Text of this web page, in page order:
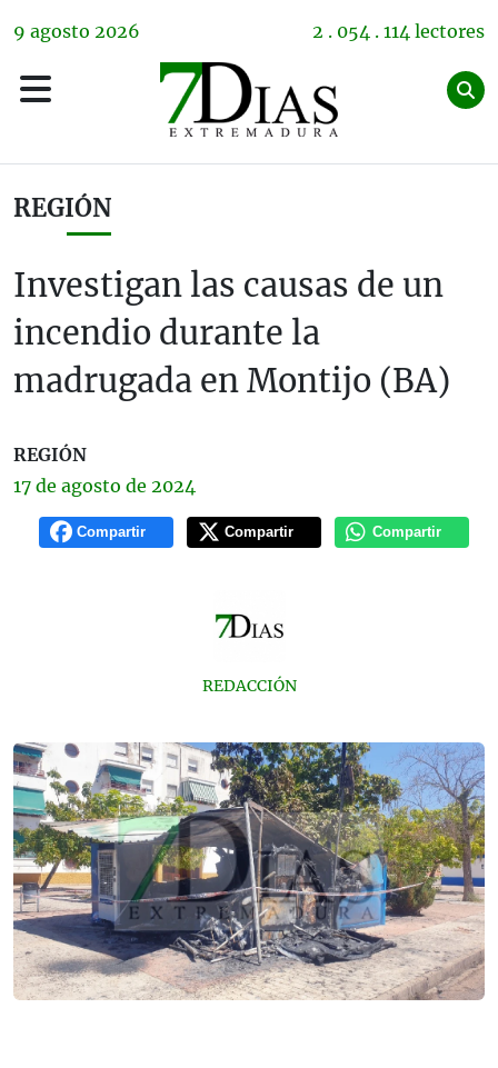
9 agosto 2026 2 . 054 . 114 lectores
REGIÓN
Investigan las causas de un
incendio durante la
madrugada en Montijo (BA)
REGIÓN
17 de agosto de 2024
Compartir Compartir Compartir
REDACCIÓN